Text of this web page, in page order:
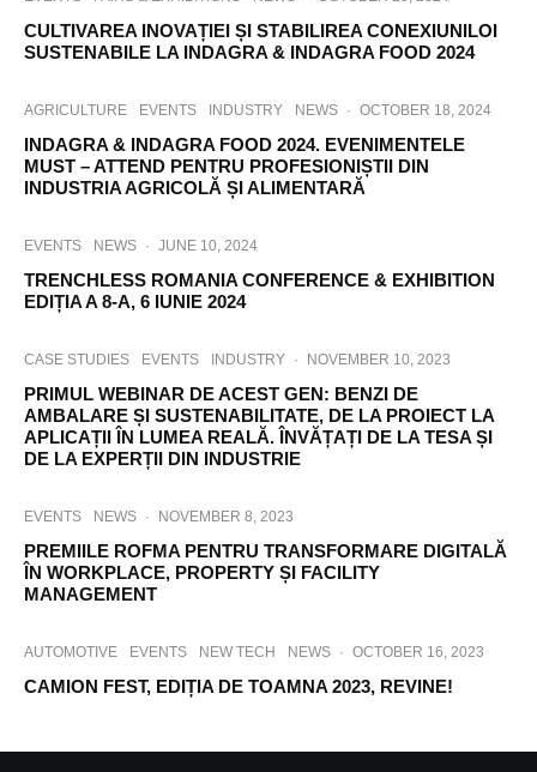
CULTIVAREA INOVAȚIEI ȘI STABILIREA CONEXIUNILOI
SUSTENABILE LA INDAGRA & INDAGRA FOOD 2024
AGRICULTURE EVENTS INDUSTRY NEWS · OCTOBER 18, 2024
INDAGRA & INDAGRA FOOD 2024. EVENIMENTELE
MUST – ATTEND PENTRU PROFESIONIȘTII DIN
INDUSTRIA AGRICOLĂ ȘI ALIMENTARĂ
EVENTS NEWS · JUNE 10, 2024
TRENCHLESS ROMANIA CONFERENCE & EXHIBITION
EDIȚIA A 8-A, 6 IUNIE 2024
CASE STUDIES EVENTS INDUSTRY · NOVEMBER 10, 2023
PRIMUL WEBINAR DE ACEST GEN: BENZI DE
AMBALARE ȘI SUSTENABILITATE, DE LA PROIECT LA
APLICAȚII ÎN LUMEA REALĂ. ÎNVĂȚAȚI DE LA TESA ȘI
DE LA EXPERȚII DIN INDUSTRIE
EVENTS NEWS · NOVEMBER 8, 2023
PREMIILE ROFMA PENTRU TRANSFORMARE DIGITALĂ
ÎN WORKPLACE, PROPERTY ȘI FACILITY
MANAGEMENT
AUTOMOTIVE EVENTS NEW TECH NEWS · OCTOBER 16, 2023
CAMION FEST, EDIȚIA DE TOAMNA 2023, REVINE!